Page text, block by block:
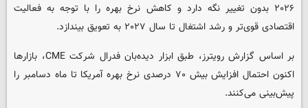
۲۰۲۶ بدون تغییر نگه دارد و کاهش نرخ بهره را با توجه به فعالیت
اقتصادی قوی‌تر و رشد اشتغال تا سال ۲۰۲۷ به تعویق بیندازد.
بر اساس گزارش رویترز، طبق ابزار دیده‌بان فدرال شرکت CME، بازارها
اکنون احتمال افزایش بیش ۷۰ درصدی نرخ بهره آمریکا تا ماه دسامبر را
پیش‌بینی می‌کنند.